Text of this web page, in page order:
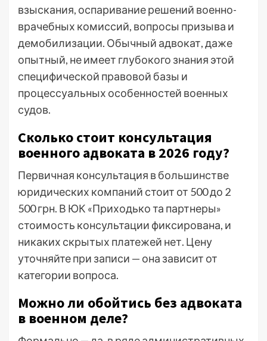
взыскания, оспаривание решений военно-
врачебных комиссий, вопросы призыва и
демобилизации. Обычный адвокат, даже
опытный, не имеет глубокого знания этой
специфической правовой базы и
процессуальных особенностей военных
судов.
Сколько стоит консультация
военного адвоката в 2026 году?
Первичная консультация в большинстве
юридических компаний стоит от 500 до 2
500 грн. В ЮК «Приходько та партнеры»
стоимость консультации фиксирована, и
никаких скрытых платежей нет. Цену
уточняйте при записи — она зависит от
категории вопроса.
Можно ли обойтись без адвоката
в военном деле?